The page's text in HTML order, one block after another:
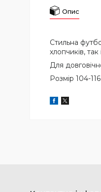
Опис
Стильна
хлопчиків,
Для
Розмір 104-